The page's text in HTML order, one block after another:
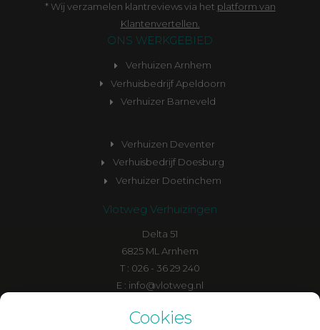
* Wij verzamelen klantreviews via het platform van
Klantenvertellen.
ONS WERKGEBIED
Verhuizen Arnhem
Verhuisbedrijf Apeldoorn
Verhuizer Barneveld
Verhuizen Deventer
Verhuisbedrijf Doesburg
Verhuizer Doetinchem
Vlotweg Verhuizingen
Delta 51
6825 ML Arnhem
T : 026 - 36 29 240
E : info@vlotweg.nl
Cookies